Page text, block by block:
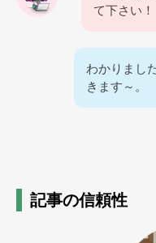
て下さい！
わかりまし
きます～。
記事の信頼性